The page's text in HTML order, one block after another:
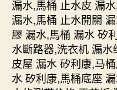
漏水,馬桶 止水皮 漏
漏水,馬桶 止水開關
膠 漏水,馬桶 漏水 矽
水斷路器,洗衣机 漏
皮屋 漏水 矽利康,马
水 矽利康,馬桶底座